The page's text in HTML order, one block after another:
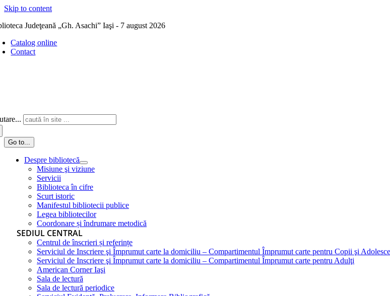
Skip to content
Judeţeană „Gh. Asachi” Iaşi - 7 august 2026
Catalog online
Contact
Go to...
Despre bibliotecă
Misiune şi viziune
Servicii
Biblioteca în cifre
Scurt istoric
Manifestul bibliotecii publice
Legea bibliotecilor
Coordonare și îndrumare metodică
SEDIUL CENTRAL
Centrul de înscrieri și referințe
Serviciul de Inscriere şi Împrumut carte la domiciliu – Compartimentul Împrumut carte pentru Copii şi
Serviciul de Inscriere şi Împrumut carte la domiciliu – Compartimentul Împrumut carte pentru Adulţi
American Corner Iaşi
Sala de lectură
Sala de lectură periodice